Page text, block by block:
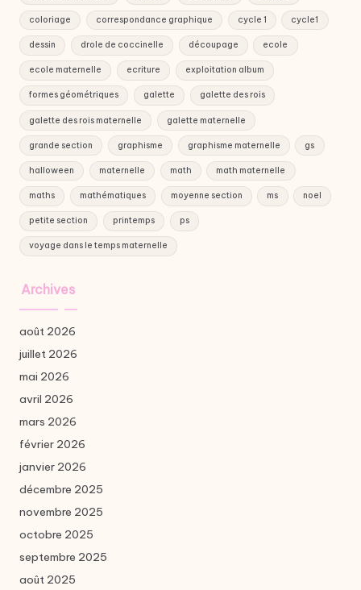
coloriage correspondance graphique cycle 1 cycle1
dessin drole de coccinelle découpage ecole
ecole maternelle ecriture exploitation album
formes géométriques galette galette des rois
galette des rois maternelle galette maternelle
grande section graphisme graphisme maternelle gs
halloween maternelle math math maternelle
maths mathématiques moyenne section ms noel
petite section printemps ps
voyage dans le temps maternelle
Archives
août 2026
juillet 2026
mai 2026
avril 2026
mars 2026
février 2026
janvier 2026
décembre 2025
novembre 2025
octobre 2025
septembre 2025
août 2025